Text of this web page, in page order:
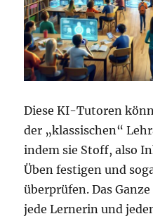
Diese KI-Tutoren
der „klassischen“
indem sie Stoff, also
Üben festigen und
überprüfen. Das
jede Lernerin und